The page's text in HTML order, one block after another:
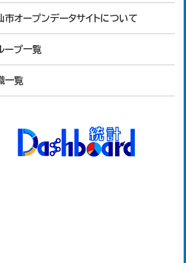
市オープンデータサイトについて
ープ一覧
一覧